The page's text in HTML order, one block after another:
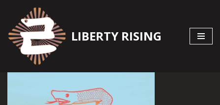
Zum
Inhalt
springen
LIBERTY RISING